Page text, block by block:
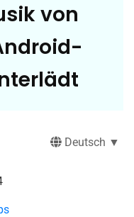
von
Deutsch ▼